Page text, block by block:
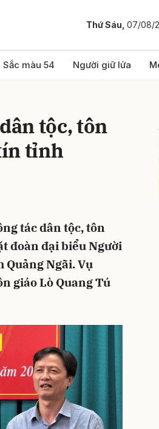
Thứ Sáu, 07/08/
Sắc màu 54 Người giữ lửa
tộc, tôn
tỉnh
tác dân tộc, tôn
đoàn đại biểu Người
Quảng Ngãi. Vụ
giáo Lò Quang Tú